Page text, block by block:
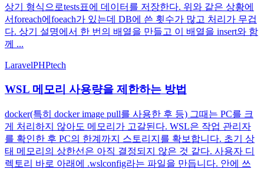
상기 형식으로tests표에 데이터를 저장한다. 위와 같은 상황에
서foreach에foeach가 있는데 DB에 쓴 횟수가 많고 처리가 무겁
다. 상기 설명에서 한 번의 배열을 만들고 이 배열을 insert와 함
께 ...
LaravelPHPtech
WSL 메모리 사용량을 제한하는 방법
docker(특히 docker image pull를 사용한 후 등) 그때는 PC를 크
게 처리하지 않아도 메모리가 고갈된다. WSL은 작업 관리자
를 확인한 후 PC의 한계까지 스토리지를 확보합니다. 초기 상
태 메모리의 상한선은 아직 결정되지 않은 것 같다. 사용자 디
렉토리 바로 아래에 .wslconfig라는 파일을 만듭니다. 안에 쓰